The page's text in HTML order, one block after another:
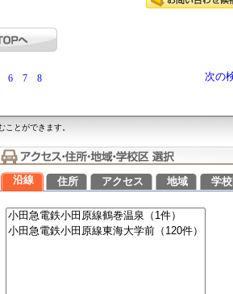
6 7 8 次の
とができます。
沿線 住所 アクセス 地域 学